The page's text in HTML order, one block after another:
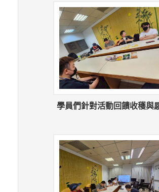
學員們針對活動回饋收穫與